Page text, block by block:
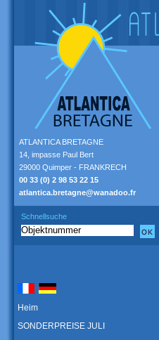
ATLANTICA BRETAGNE
14, impasse Paul Bert
29000 Quimper - FRANKRECH
00 33 (0) 2 98 53 22 15
atlantica.bretagne@wanadoo.fr
Schnellsuche
Heim
SONDERPREISE JULI